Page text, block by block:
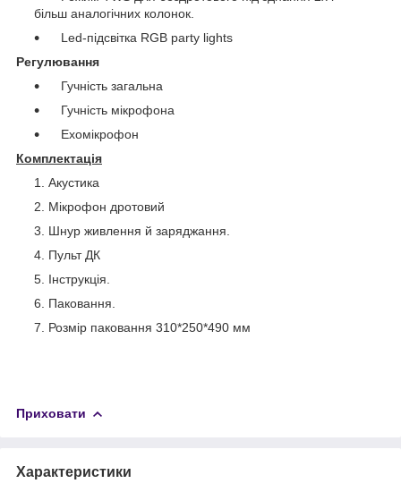
більш аналогічних колонок.
Led-підсвітка RGB party lights
Регулювання
Гучність загальна
Гучність мікрофона
Ехомікрофон
Комплектація
Акустика
Мікрофон дротовий
Шнур живлення й заряджання.
Пульт ДК
Інструкція.
Паковання.
Розмір паковання 310*250*490 мм
Приховати
Характеристики